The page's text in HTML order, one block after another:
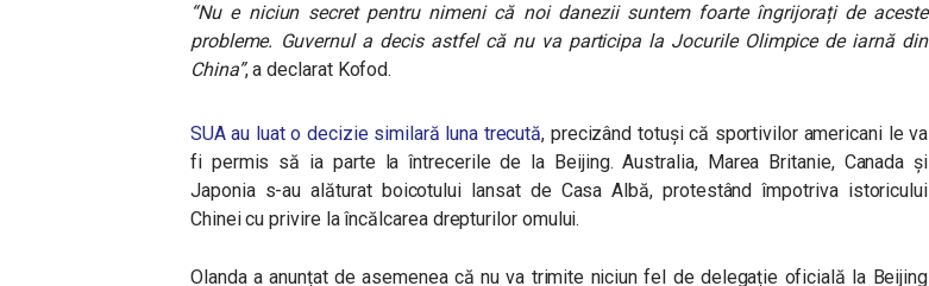
“Nu e niciun secret pentru nimeni că noi danezii suntem foarte îngrijorați de aceste
probleme. Guvernul a decis astfel că nu va participa la Jocurile Olimpice de iarnă din
China”, a declarat Kofod.
SUA au luat o decizie similară luna trecută, precizând totuși că sportivilor americani le va
fi permis să ia parte la întrecerile de la Beijing. Australia, Marea Britanie, Canada și
Japonia s-au alăturat boicotului lansat de Casa Albă, protestând împotriva istoricului
Chinei cu privire la încălcarea drepturilor omului.
Olanda a anunțat de asemenea că nu va trimite niciun fel de delegație oficială la Beijing